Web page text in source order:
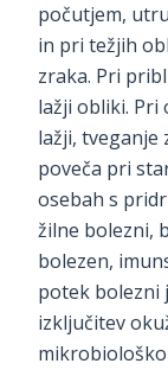
počutjem,
in pri težjih
zraka. Pri
lažji obliki.
lažji, tveganje
poveča pri
osebah s
žilne bolezni,
bolezen,
potek bolezni
izključitev
mikrobiološko